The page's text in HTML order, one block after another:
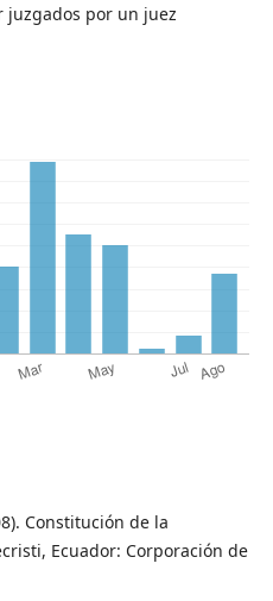
juzgados por un juez
Constitución de la
Ecuador: Corporación de